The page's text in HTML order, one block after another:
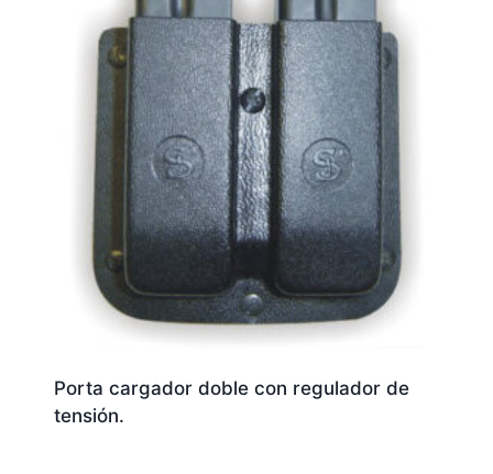
Porta cargador doble con regulador de
tensión.